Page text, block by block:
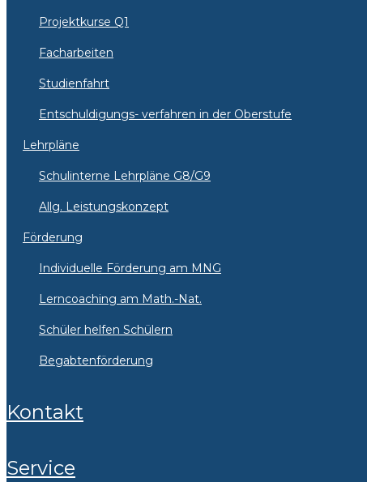
Projektkurse Q1
Facharbeiten
Studienfahrt
Entschuldigungs- verfahren in der Oberstufe
Lehrpläne
Schulinterne Lehrpläne G8/G9
Allg. Leistungskonzept
Förderung
Individuelle Förderung am MNG
Lerncoaching am Math.-Nat.
Schüler helfen Schülern
Begabtenförderung
Kontakt
Service